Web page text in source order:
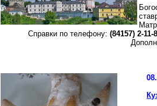
Справки по телефону:(84157) 2-